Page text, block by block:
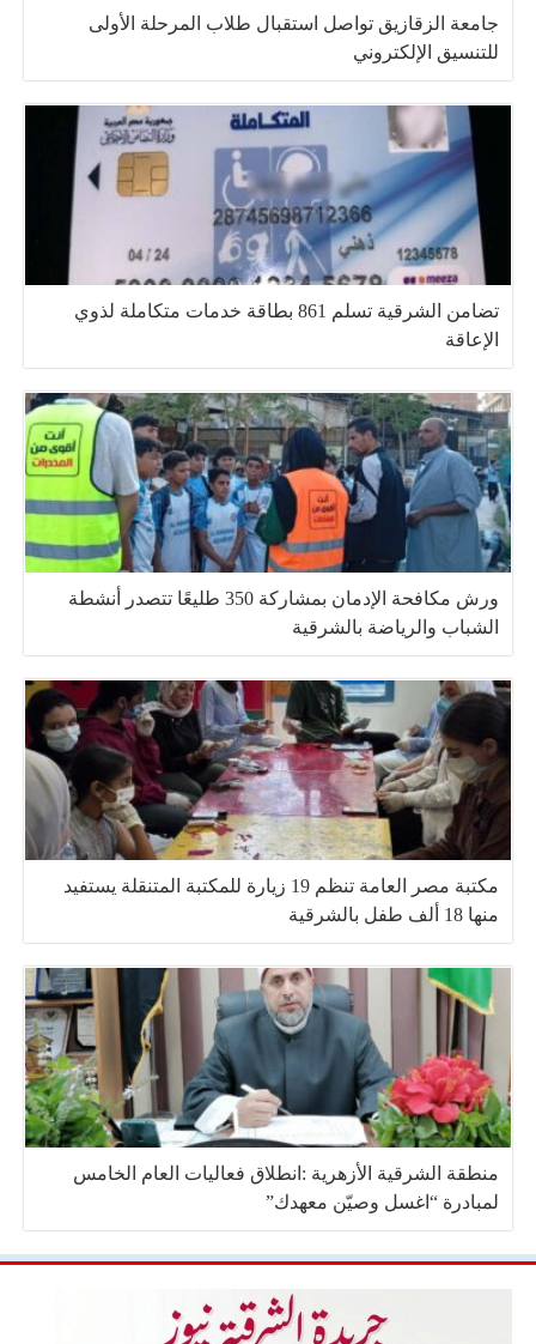
جامعة الزقازيق تواصل استقبال طلاب المرحلة الأولى
للتنسيق الإلكتروني
تضامن الشرقية تسلم 861 بطاقة خدمات متكاملة لذوي
الإعاقة
ورش مكافحة الإدمان بمشاركة 350 طليعًا تتصدر أنشطة
الشباب والرياضة بالشرقية
مكتبة مصر العامة تنظم 19 زيارة للمكتبة المتنقلة يستفيد
منها 18 ألف طفل بالشرقية
منطقة الشرقية الأزهرية :انطلاق فعاليات العام الخامس
لمبادرة “اغسل وصيّن معهدك”